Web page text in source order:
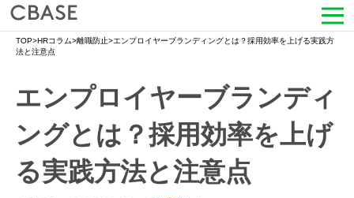
サービス
活用シーン
導入事例
セミナー情報
TOP>HRコラム>離職防止>エンプロイヤーブランディングとは？採用効率を上げる実践方
法と注意点
エンプロイヤーブランディ
ングとは？採用効率を上げ
る実践方法と注意点